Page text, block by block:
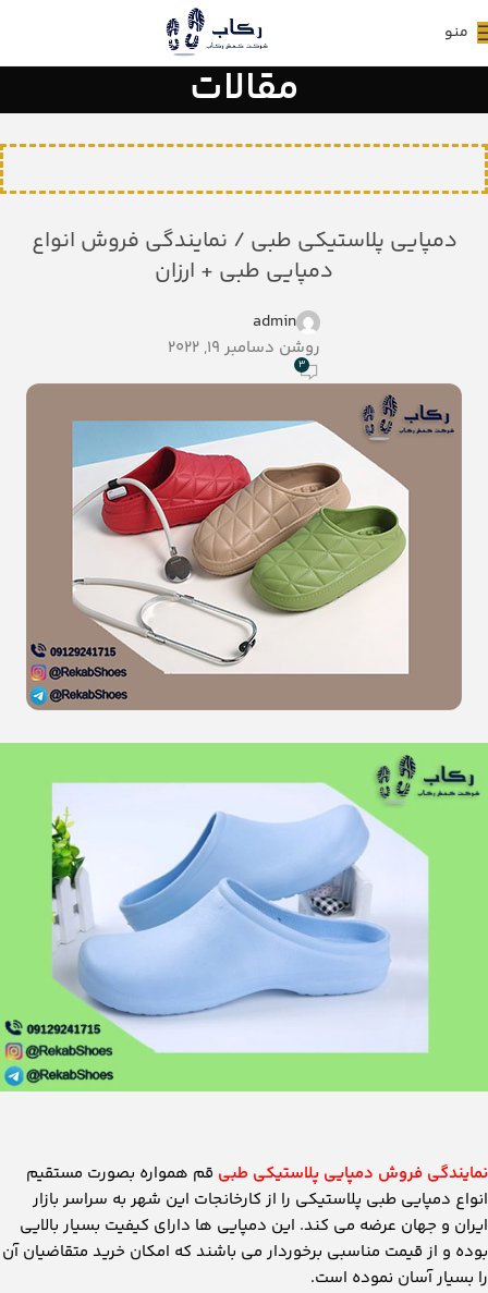
منو
مقالات
دمپایی پلاستیکی طبی / نمایندگی فروش انواع
دمپایی طبی + ارزان
admin
روشن دسامبر 19, 2022
3
نمایندگی فروش دمپایی پلاستیکی طبی قم همواره بصورت مستقیم
انواع دمپایی طبی پلاستیکی را از کارخانجات این شهر به سراسر بازار
ایران و جهان عرضه می کند. این دمپایی ها دارای کیفیت بسیار بالایی
بوده و از قیمت مناسبی برخوردار می باشند که امکان خرید متقاضیان آن
را بسیار آسان نموده است.